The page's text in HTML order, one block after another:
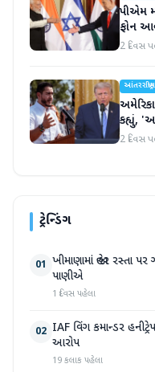
પીએમ
ફોન
2 દિવસ
આંતરરાષ્ટ્રીય
કહ્યું,
2 દિવસ
ટ્રેન્ડિંગ
01 ખીમાણામાં જાહેર રસ્તા
પાણીએ
1 દિવસ પહેલા
02 IAF વિંગ કમાન્ડર
આરોપ
19 કલાક પહેલા